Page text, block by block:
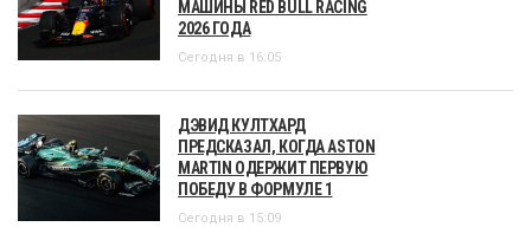
МАШИНЫ RED BULL RACING
2026 ГОДА
Сегодня в 16:05
ДЭВИД КУЛТХАРД
ПРЕДСКАЗАЛ, КОГДА ASTON
MARTIN ОДЕРЖИТ ПЕРВУЮ
ПОБЕДУ В ФОРМУЛЕ 1
Сегодня в 15:09